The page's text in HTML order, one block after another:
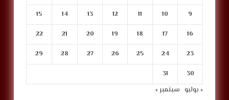
9
10
11
12
13
14
15
16
17
18
19
20
21
22
23
24
25
26
27
28
29
30
31
« يوليو سبتمبر »